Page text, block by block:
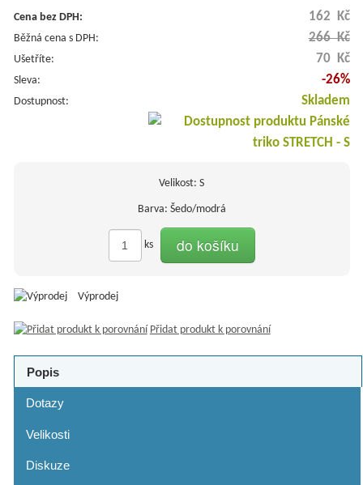
Cena bez DPH: 162 Kč
Běžná cena s DPH: 266 Kč
Ušetříte: 70 Kč
Sleva: -26%
Dostupnost: Skladem
Velikost: S
Barva: Šedo/modrá
ks do košíku
Výprodej
Přidat produkt k porovnání
Popis
Dotazy
Velikosti
Diskuze